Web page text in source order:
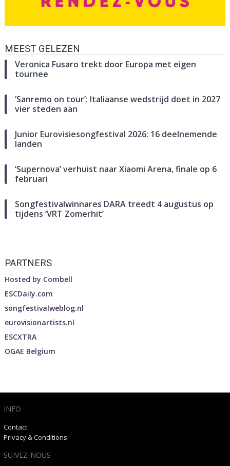
MEEST GELEZEN
Veronica Fusaro trekt door Europa met eigen
tournee
‘Sanremo on tour’: Italiaanse wedstrijd doet in 2027
vier steden aan
Junior Eurovisiesongfestival 2026: 16 deelnemende
landen
‘Supernova’ verhuist naar Xiaomi Arena, finale op 6
februari
Songfestivalwinnares DARA treedt 4 augustus op
tijdens ‘VRT Zomerhit’
PARTNERS
Hosted by Combell
ESCDaily.com
songfestivalweblog.nl
eurovisionartists.nl
ESCXTRA
OGAE Belgium
INFO
Contact
Privacy & Conditions
SUIVEZ-NOUS